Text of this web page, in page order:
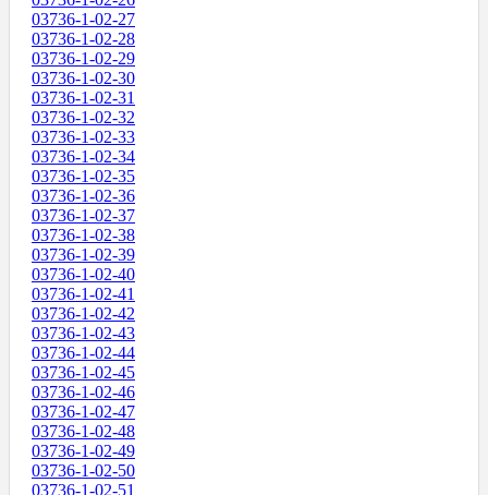
03736-1-02-27
03736-1-02-28
03736-1-02-29
03736-1-02-30
03736-1-02-31
03736-1-02-32
03736-1-02-33
03736-1-02-34
03736-1-02-35
03736-1-02-36
03736-1-02-37
03736-1-02-38
03736-1-02-39
03736-1-02-40
03736-1-02-41
03736-1-02-42
03736-1-02-43
03736-1-02-44
03736-1-02-45
03736-1-02-46
03736-1-02-47
03736-1-02-48
03736-1-02-49
03736-1-02-50
03736-1-02-51